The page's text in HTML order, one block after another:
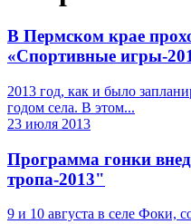
В Пермском крае
«Спортивные игры-
2013 год, как и было
годом села. В этом...
23 июля 2013
Программа гонки
тропа-2013"
9 и 10 августа в селе Фоки,